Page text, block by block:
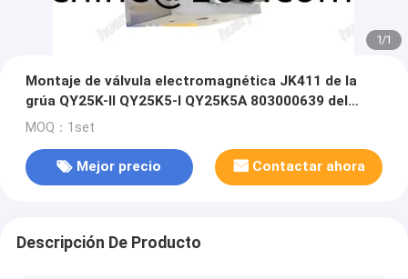
1/1
Montaje de válvula electromagnética JK411 de la
grúa QY25K-II QY25K5-I QY25K5A 803000639 del
camión de XCMG
MOQ：1set
Mejor precio Contactar ahora
Descripción De Producto